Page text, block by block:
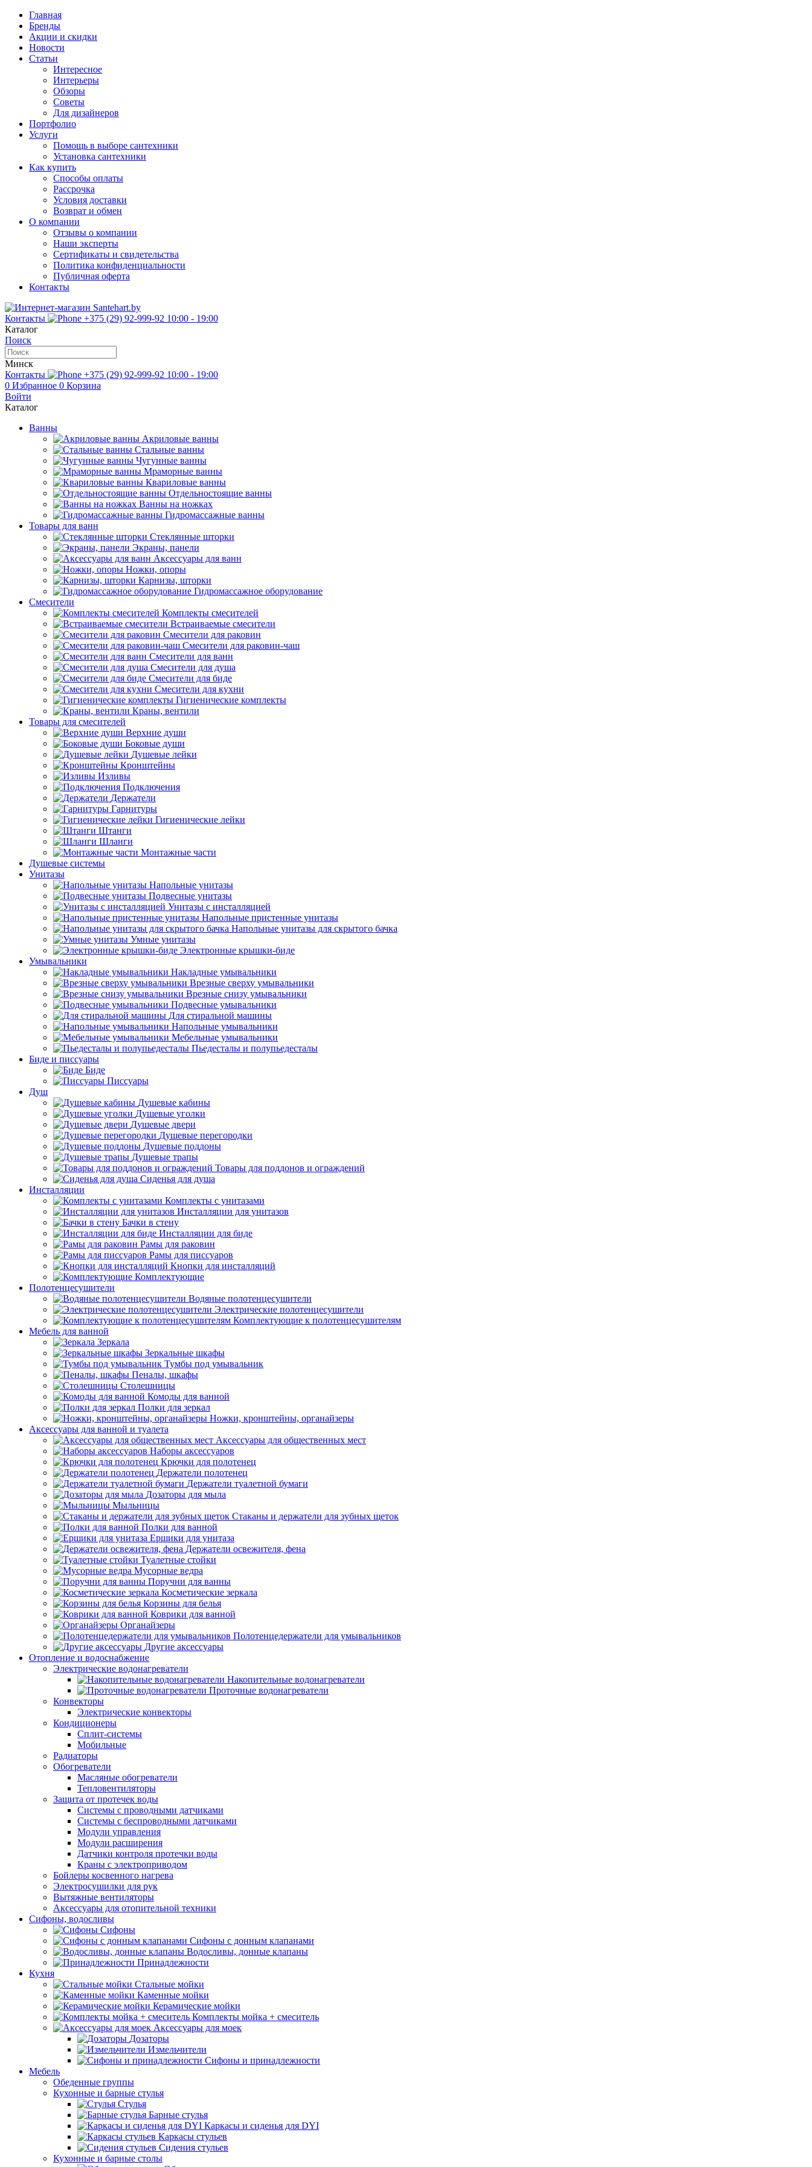
Главная
Бренды
Акции и скидки
Новости
Статьи
Интересное
Интерьеры
Обзоры
Советы
Для дизайнеров
Портфолио
Услуги
Помощь в выборе сантехники
Установка сантехники
Как купить
Способы оплаты
Рассрочка
Условия доставки
Возврат и обмен
О компании
Отзывы о компании
Наши эксперты
Сертификаты и свидетельства
Политика конфиденциальности
Публичная оферта
Контакты
Контакты +375 (29) 92-999-92 10:00 - 19:00
Каталог
Поиск
Минск
Контакты
+375 (29) 92-999-92 10:00 - 19:00
0 Избранное 0 Корзина
Войти
Каталог
Ванны
Акриловые ванны
Стальные ванны
Чугунные ванны
Мраморные ванны
Квариловые ванны
Отдельностоящие ванны
Ванны на ножках
Гидромассажные ванны
Товары для ванн
Стеклянные шторки
Экраны, панели
Аксессуары для ванн
Ножки, опоры
Карнизы, шторки
Гидромассажное оборудование
Смесители
Комплекты смесителей
Встраиваемые смесители
Смесители для раковин
Смесители для раковин-чаш
Смесители для ванн
Смесители для душа
Смесители для биде
Смесители для кухни
Гигиенические комплекты
Краны, вентили
Товары для смесителей
Верхние души
Боковые души
Душевые лейки
Кронштейны
Изливы
Подключения
Держатели
Гарнитуры
Гигиенические лейки
Штанги
Шланги
Монтажные части
Душевые системы
Унитазы
Напольные унитазы
Подвесные унитазы
Унитазы с инсталляцией
Напольные пристенные унитазы
Напольные унитазы для скрытого бачка
Умные унитазы
Электронные крышки-биде
Умывальники
Накладные умывальники
Врезные сверху умывальники
Врезные снизу умывальники
Подвесные умывальники
Для стиральной машины
Напольные умывальники
Мебельные умывальники
Пьедесталы и полупьедесталы
Биде и писсуары
Биде
Писсуары
Душ
Душевые кабины
Душевые уголки
Душевые двери
Душевые перегородки
Душевые поддоны
Душевые трапы
Товары для поддонов и ограждений
Сиденья для душа
Инсталляции
Комплекты с унитазами
Инсталляции для унитазов
Бачки в стену
Инсталляции для биде
Рамы для раковин
Рамы для писсуаров
Кнопки для инсталляций
Комплектующие
Полотенцесушители
Водяные полотенцесушители
Электрические полотенцесушители
Комплектующие к полотенцесушителям
Мебель для ванной
Зеркала
Зеркальные шкафы
Тумбы под умывальник
Пеналы, шкафы
Столешницы
Комоды для ванной
Полки для зеркал
Ножки, кронштейны, органайзеры
Аксессуары для ванной и туалета
Аксессуары для общественных мест
Наборы аксессуаров
Крючки для полотенец
Держатели полотенец
Держатели туалетной бумаги
Дозаторы для мыла
Мыльницы
Стаканы и держатели для зубных щеток
Полки для ванной
Ершики для унитаза
Держатели освежителя, фена
Туалетные стойки
Мусорные ведра
Поручни для ванны
Косметические зеркала
Корзины для белья
Коврики для ванной
Органайзеры
Полотенцедержатели для умывальников
Другие аксессуары
Отопление и водоснабжение
Электрические водонагреватели
Накопительные водонагреватели
Проточные водонагреватели
Конвекторы
Электрические конвекторы
Кондиционеры
Сплит-системы
Мобильные
Радиаторы
Обогреватели
Масляные обогреватели
Тепловентиляторы
Защита от протечек воды
Системы с проводными датчиками
Системы с беспроводными датчиками
Модули управления
Модули расширения
Датчики контроля протечки воды
Краны с электроприводом
Бойлеры косвенного нагрева
Электросушилки для рук
Вытяжные вентиляторы
Аксессуары для отопительной техники
Сифоны, водосливы
Сифоны
Сифоны с донным клапанами
Водосливы, донные клапаны
Принадлежности
Кухня
Стальные мойки
Каменные мойки
Керамические мойки
Комплекты мойка + смеситель
Аксессуары для моек
Дозаторы
Измельчители
Сифоны и принадлежности
Мебель
Обеденные группы
Кухонные и барные стулья
Стулья
Барные стулья
Каркасы и сиденья для DYI
Каркасы стульев
Сидения стульев
Кухонные и барные столы